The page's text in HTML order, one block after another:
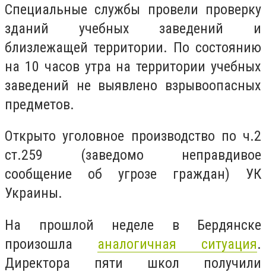
Специальные службы провели проверку
зданий учебных заведений и
близлежащей территории. По состоянию
на 10 часов утра на территории учебных
заведений не выявлено взрывоопасных
предметов.
Открыто уголовное производство по ч.2
ст.259 (заведомо неправдивое
сообщение об угрозе граждан) УК
Украины.
На прошлой неделе в Бердянске
произошла аналогичная ситуация.
Директора пяти школ получили